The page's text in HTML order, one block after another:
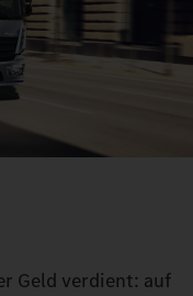
Geld verdient: auf